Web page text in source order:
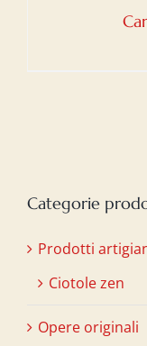
Categorie
Prodotti
Ciotole zen
Opere originali